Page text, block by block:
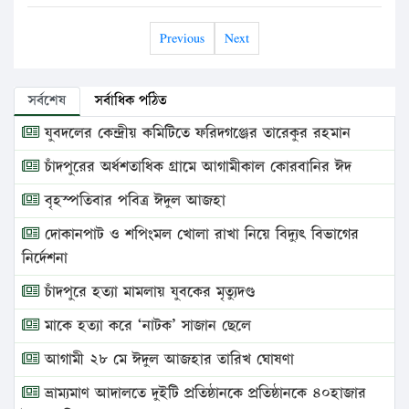
Previous Next
সর্বশেষ সর্বাধিক পঠিত
যুবদলের কেন্দ্রীয় কমিটিতে ফরিদগঞ্জের তারেকুর রহমান
চাঁদপুরের অর্ধশতাধিক গ্রামে আগামীকাল কোরবানির ঈদ
বৃহস্পতিবার পবিত্র ঈদুল আজহা
দোকানপাট ও শপিংমল খোলা রাখা নিয়ে বিদ্যুৎ বিভাগের
নির্দেশনা
চাঁদপুরে হত্যা মামলায় যুবকের মৃত্যুদণ্ড
মাকে হত্যা করে ‘নাটক’ সাজান ছেলে
আগামী ২৮ মে ঈদুল আজহার তারিখ ঘোষণা
ভ্রাম্যমাণ আদালতে দুইটি প্রতিষ্ঠানকে প্রতিষ্ঠানকে ৪০হাজার